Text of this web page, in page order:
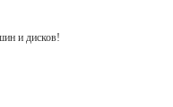
и дисков!